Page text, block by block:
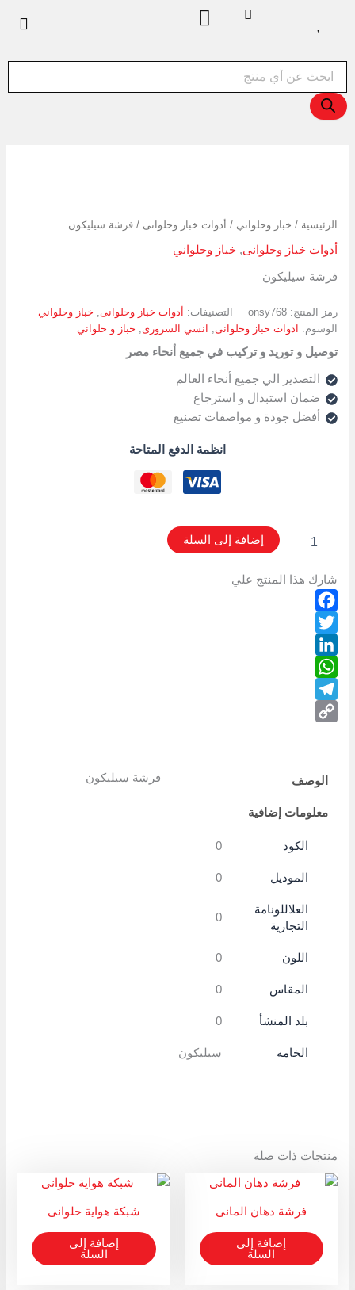
search
الرئيسية / خباز وحلواني / أدوات خباز وحلوانى / فرشة سيليكون
أدوات خباز وحلوانى,خباز وحلواني
فرشة سيليكون
رمز المنتج:onsy768 التصنيفات: أدوات خباز وحلوانى
خباز وحلواني
الوسوم: ادوات خباز وحلوانى انسي السرورى خباز و حلواني
توصيل و توريد و تركيب في جميع أنحاء مصر
التصدير الي جميع أنحاء العالم
ضمان استبدال و استرجاع
أفضل جودة و مواصفات تصنيع
انظمة الدفع المتاحة
إضافة إلى السلة
شارك هذا المنتج علي
Facebook
Twitter
LinkedIn
WhatsApp
Telegram
الوصف
معلومات إضافية
فرشة سيليكون
الكود 0
الموديل 0
العلاللونامة
التجارية
0
اللون 0
المقاس 0
بلد المنشأ 0
الخامه سيليكون
منتجات ذات صلة
فرشة دهان المانى
إضافة إلى
السلة
شبكة هواية حلوانى
إضافة إلى
السلة